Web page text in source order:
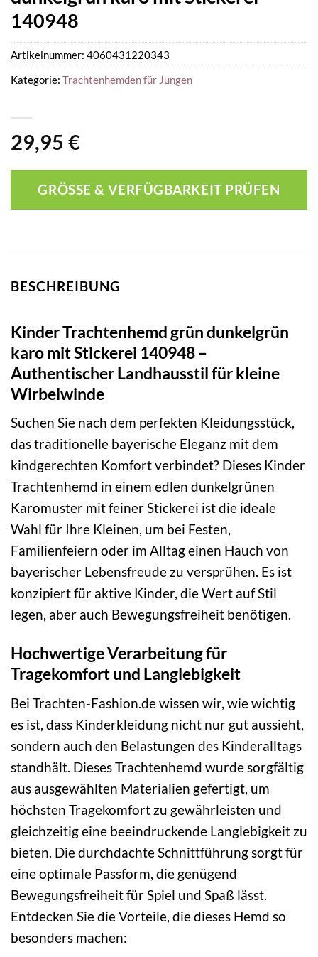
140948
29,95 €
GRÖSSE & VERFÜGBARKEIT PRÜFEN
Artikelnummer: 4060431220343
Kategorie: Trachtenhemden für Jungen
BESCHREIBUNG
Kinder Trachtenhemd grün dunkelgrün
karo mit Stickerei 140948 –
Authentischer Landhausstil für kleine
Wirbelwinde
Suchen Sie nach dem perfekten Kleidungsstück,
das traditionelle bayerische Eleganz mit dem
kindgerechten Komfort verbindet? Dieses Kinder
Trachtenhemd in einem edlen dunkelgrünen
Karomuster mit feiner Stickerei ist die ideale
Wahl für Ihre Kleinen, um bei Festen,
Familienfeiern oder im Alltag einen Hauch von
bayerischer Lebensfreude zu versprühen. Es ist
konzipiert für aktive Kinder, die Wert auf Stil
legen, aber auch Bewegungsfreiheit benötigen.
Hochwertige Verarbeitung für
Tragekomfort und Langlebigkeit
Bei Trachten-Fashion.de wissen wir, wie wichtig
es ist, dass Kinderkleidung nicht nur gut aussieht,
sondern auch den Belastungen des Kinderalltags
standhält. Dieses Trachtenhemd wurde sorgfältig
aus ausgewählten Materialien gefertigt, um
höchsten Tragekomfort zu gewährleisten und
gleichzeitig eine beeindruckende Langlebigkeit zu
bieten. Die durchdachte Schnittführung sorgt für
eine optimale Passform, die genügend
Bewegungsfreiheit für Spiel und Spaß lässt.
Entdecken Sie die Vorteile, die dieses Hemd so
besonders machen: